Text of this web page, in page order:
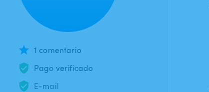
1 comentario
Pago verificado
E-mail